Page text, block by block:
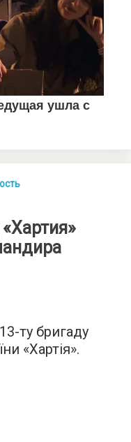
ту бригаду
«Хартія».